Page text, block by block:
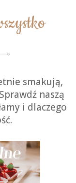
smakują,
naszą
i dlaczego